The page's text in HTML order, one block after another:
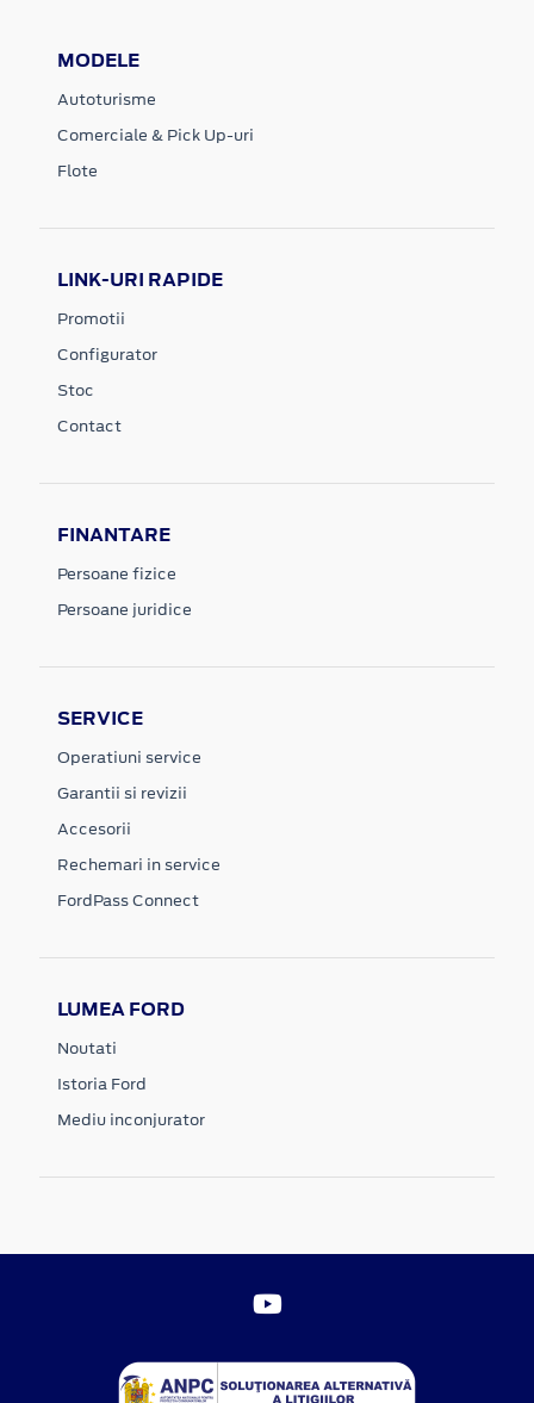
MODELE
Autoturisme
Comerciale & Pick Up-uri
Flote
LINK-URI RAPIDE
Promotii
Configurator
Stoc
Contact
FINANTARE
Persoane fizice
Persoane juridice
SERVICE
Operatiuni service
Garantii si revizii
Accesorii
Rechemari in service
FordPass Connect
LUMEA FORD
Noutati
Istoria Ford
Mediu inconjurator